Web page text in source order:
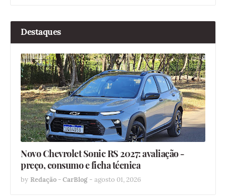
Destaques
Novo Chevrolet Sonic RS 2027: avaliação -
preço, consumo e ficha técnica
by Redação - CarBlog - agosto 01, 2026